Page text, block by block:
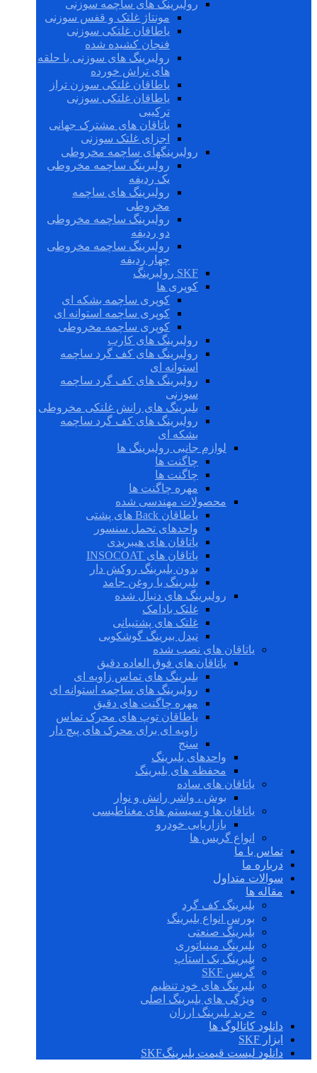
رولبرینگ های ساچمه سوزنی
مونتاژ غلتک و قفس سوزنی
یاطاقان غلتکی سوزنی
فنجان کشیده شده
رولبرینگ های سوزنی با حلقه
های تراش خورده
یاطاقان غلتکی سوزن تراز
یاطاقان غلتکی سوزنی
ترکیبی
یاتاقان های مشترک جهانی
اجزای غلتک سوزنی
رولبرینگهای ساچمه مخروطی
رولبرینگ ساچمه مخروطی
یک ردیفه
رولبرینگ های ساچمه
مخروطی
رولبرینگ ساچمه مخروطی
دو ردیفه
رولبرینگ ساچمه مخروطی
چهار ردیفه
SKF رولبرینگ
کوپری ها
کوپری ساچمه بشکه ای
کوپری ساچمه استوانه ای
کوپری ساچمه مخروطی
رولبرینگ های کارب
رولبرینگ های کف گرد ساچمه
استوانه ای
رولبرینگ های کف گرد ساچمه
سوزنی
بلبرینگ های رانش غلتکی مخروطی
رولبرینگ های کف گرد ساچمه
بشکه ای
لوازم جانبی رولبرینگ ها
چاگنت ها
چاگنت ها
مهره چاگنت ها
محصولات مهندسی شده
یاطاقان Back های پشتی
واحدهای تحمل سنسور
یاتاقان های هیبریدی
یاتاقان های INSOCOAT
بدون بلبرینگ روکش دار
بلبرینگ با روغن جامد
رولبرینگ های دنبال شده
غلتک بادامک
غلتک های پشتیبانی
نیدل بیرینگ گوشکوبی
یاتاقان های نصب شده
یاتاقان های فوق العاده دقیق
بلبرینگ های تماس زاویه ای
رولبرینگ های ساچمه استوانه ای
مهره چاگنت های دقیق
یاطاقان توپ های محرک تماس
زاویه ای برای محرک های پیچ دار
سنج
واحدهای بلبرینگ
محفظه های بلبرینگ
یاتاقان های ساده
بوش ، واشر رانش و نوار
یاتاقان ها و سیستم های مغناطیسی
بازاریابی خودرو
انواع گریس ها
تماس با ما
درباره ما
سوالات متداول
مقاله ها
بلبرینگ کف گرد
بورس انواع بلبرینگ
بلبرینگ صنعتی
بلبرینگ مینیاتوری
بلبرینگ بک استاپ
گریس SKF
بلبرینگ های خود تنظیم
ویژگی های بلبرینگ اصلی
خرید بلبرینگ ارزان
دانلود کاتالوگ ها
ابزار SKF
دانلود لیست قیمت بلبرینگSKF